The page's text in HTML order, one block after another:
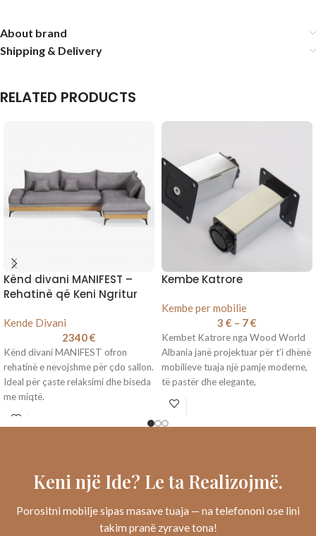
About brand
Shipping & Delivery
RELATED PRODUCTS
Kënd divani MANIFEST –
Rehatinë që Keni Ngritur
Kende Divani
2340€
Kënd divani MANIFEST ofron
rehatinë e nevojshme për çdo sallon.
Ideal për çaste relaksimi dhe biseda
me miqtë.
Kembe Katrore
Kembe per mobilie
3 € – 7€
Kembet Katrore nga Wood World
Albania janë projektuar për t’i dhënë
mobilieve tuaja një pamje moderne,
të pastër dhe elegante,
Keni një Ide? Le ta Realizojmë.
Porositni mobilje sipas masave tuaja — na telefononi ose lini
takim pranë zyrave tona!